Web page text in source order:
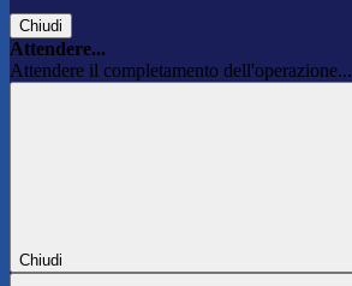
Chiudi
Attendere...
Attendere il completamento dell'operazione...
Chiudi